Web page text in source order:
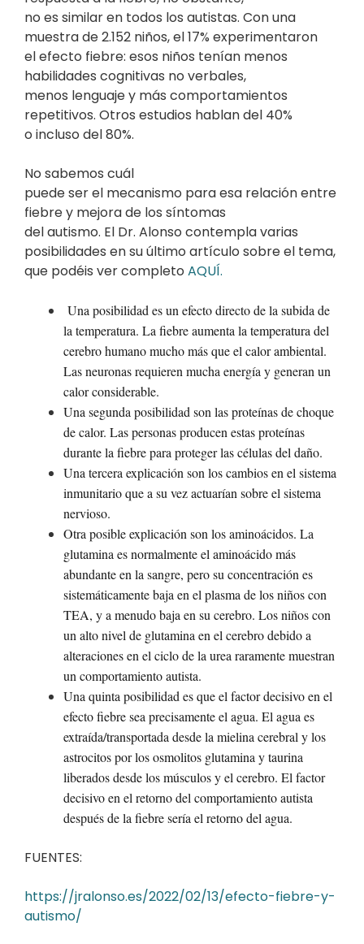
no es similar en todos los autistas. Con una
muestra de 2.152 niños, el 17% experimentaron
el efecto fiebre: esos niños tenían menos
habilidades cognitivas no verbales,
menos lenguaje y más comportamientos
repetitivos. Otros estudios hablan del 40%
o incluso del 80%.
No sabemos cuál
puede ser el mecanismo para esa relación entre
fiebre y mejora de los síntomas
del autismo. El Dr. Alonso contempla varias
posibilidades en su último artículo sobre el tema,
que podéis ver completo AQUÍ.
Una posibilidad es un efecto directo de la subida de
la temperatura. La fiebre aumenta la temperatura del
cerebro humano mucho más que el calor ambiental.
Las neuronas requieren mucha energía y generan un
calor considerable.
Una segunda posibilidad son las proteínas de choque
de calor. Las personas producen estas proteínas
durante la fiebre para proteger las células del daño.
Una tercera explicación son los cambios en el sistema
inmunitario que a su vez actuarían sobre el sistema
nervioso.
Otra posible explicación son los aminoácidos. La
glutamina es normalmente el aminoácido más
abundante en la sangre, pero su concentración es
sistemáticamente baja en el plasma de los niños con
TEA, y a menudo baja en su cerebro. Los niños con
un alto nivel de glutamina en el cerebro debido a
alteraciones en el ciclo de la urea raramente muestran
un comportamiento autista.
Una quinta posibilidad es que el factor decisivo en el
efecto fiebre sea precisamente el agua. El agua es
extraída/transportada desde la mielina cerebral y los
astrocitos por los osmolitos glutamina y taurina
liberados desde los músculos y el cerebro. El factor
decisivo en el retorno del comportamiento autista
después de la fiebre sería el retorno del agua.
FUENTES:
https://jralonso.es/2022/02/13/efecto-fiebre-y-
autismo/